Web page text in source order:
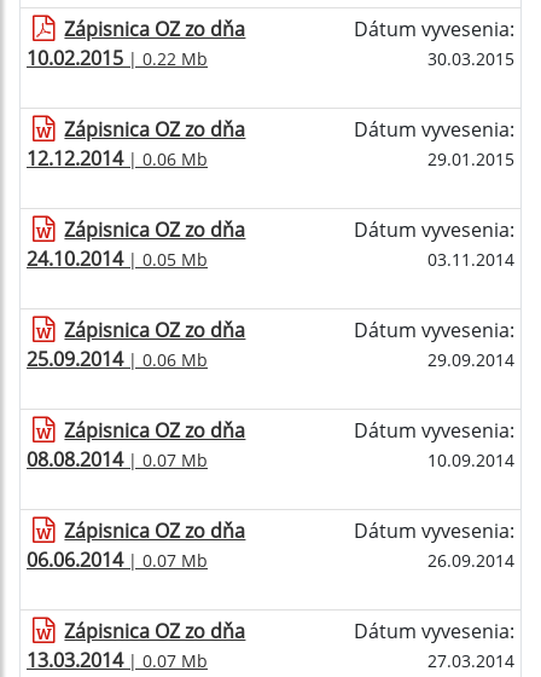
Zápisnica OZ zo dňa
10.02.2015 | 0.22 Mb
Dátum vyvesenia:
30.03.2015
Zápisnica OZ zo dňa
12.12.2014| 0.06 Mb
Dátum vyvesenia:
29.01.2015
Zápisnica OZ zo dňa
24.10.2014| 0.05 Mb
Dátum vyvesenia:
03.11.2014
Zápisnica OZ zo dňa
25.09.2014| 0.06 Mb
Dátum vyvesenia:
29.09.2014
Zápisnica OZ zo dňa
08.08.2014| 0.07 Mb
Dátum vyvesenia:
10.09.2014
Zápisnica OZ zo dňa
06.06.2014| 0.07 Mb
Dátum vyvesenia:
26.09.2014
Zápisnica OZ zo dňa
13.03.2014| 0.07 Mb
Dátum vyvesenia:
27.03.2014